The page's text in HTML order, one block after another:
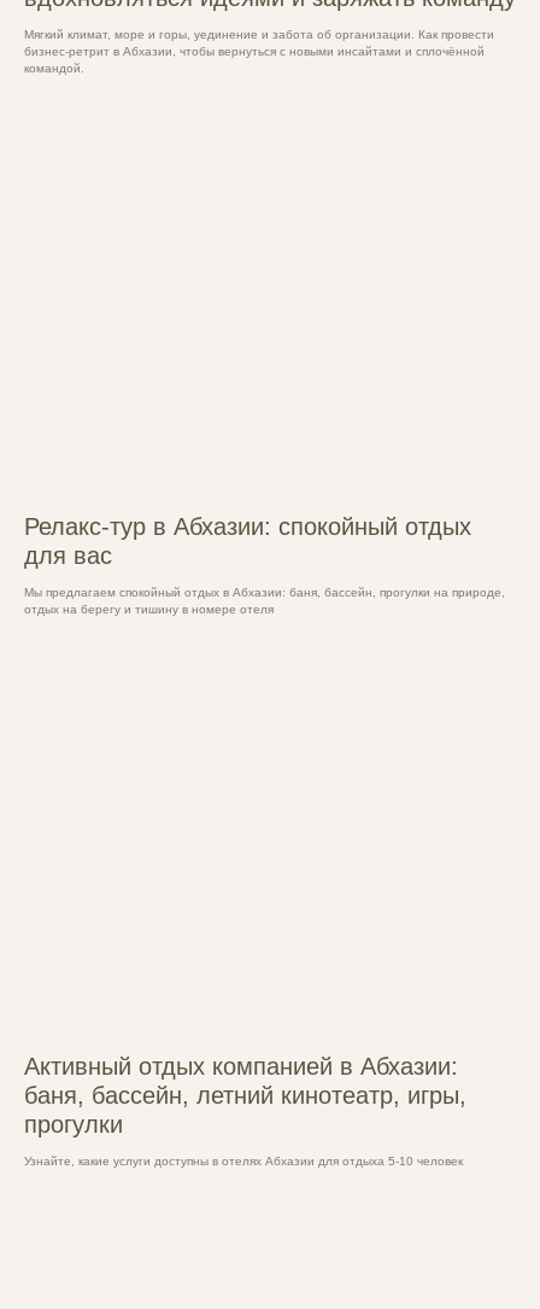
Мягкий климат, море и горы, уединение и забота об организации. Как провести
бизнес-ретрит в Абхазии, чтобы вернуться с новыми инсайтами и сплочённой
командой.
Релакс-тур в Абхазии: спокойный отдых
для вас
Мы предлагаем спокойный отдых в Абхазии: баня, бассейн, прогулки на природе,
отдых на берегу и тишину в номере отеля
Активный отдых компанией в Абхазии:
баня, бассейн, летний кинотеатр, игры,
прогулки
Узнайте, какие услуги доступны в отелях Абхазии для отдыха 5-10 человек